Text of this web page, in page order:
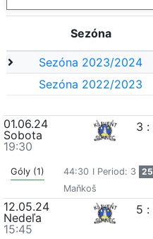
Sezóna
Sezóna 2023/2024
Sezóna 2022/2023
01.06.24
Sobota
19:30
3 :
Góly (1) 44:30 I Period: 3 25
Maňkoš
12.05.24
Nedeľa
15:45
5 :